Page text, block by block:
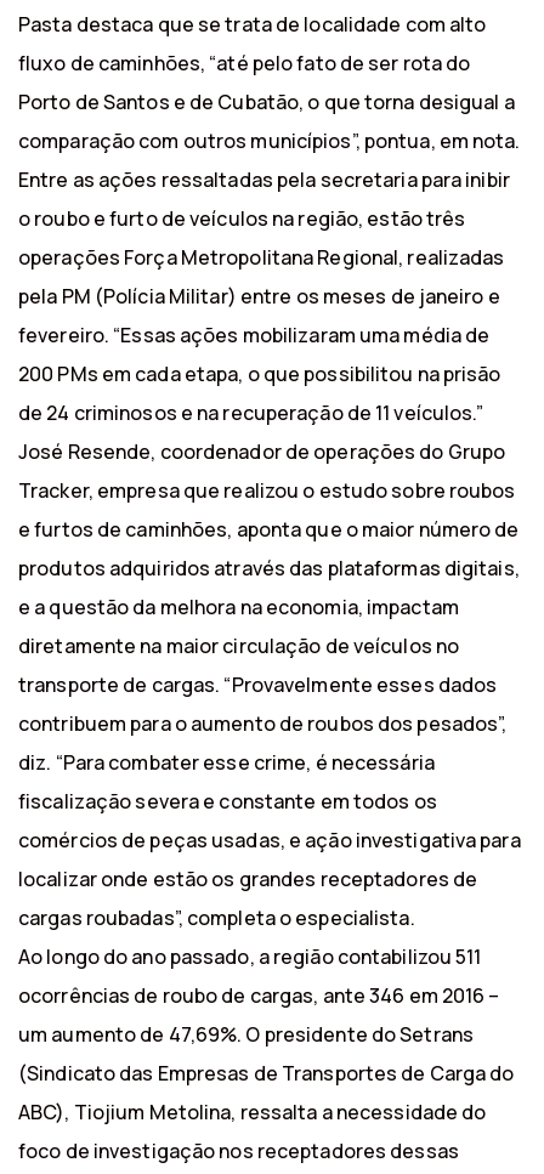
Pasta destaca que se trata de localidade com alto
fluxo de caminhões, “até pelo fato de ser rota do
Porto de Santos e de Cubatão, o que torna desigual a
comparação com outros municípios”, pontua, em nota.
Entre as ações ressaltadas pela secretaria para inibir
o roubo e furto de veículos na região, estão três
operações Força Metropolitana Regional, realizadas
pela PM (Polícia Militar) entre os meses de janeiro e
fevereiro. “Essas ações mobilizaram uma média de
200 PMs em cada etapa, o que possibilitou na prisão
de 24 criminosos e na recuperação de 11 veículos.”
José Resende, coordenador de operações do Grupo
Tracker, empresa que realizou o estudo sobre roubos
e furtos de caminhões, aponta que o maior número de
produtos adquiridos através das plataformas digitais,
e a questão da melhora na economia, impactam
diretamente na maior circulação de veículos no
transporte de cargas. “Provavelmente esses dados
contribuem para o aumento de roubos dos pesados”,
diz. “Para combater esse crime, é necessária
fiscalização severa e constante em todos os
comércios de peças usadas, e ação investigativa para
localizar onde estão os grandes receptadores de
cargas roubadas”, completa o especialista.
Ao longo do ano passado, a região contabilizou 511
ocorrências de roubo de cargas, ante 346 em 2016 –
um aumento de 47,69%. O presidente do Setrans
(Sindicato das Empresas de Transportes de Carga do
ABC), Tiojium Metolina, ressalta a necessidade do
foco de investigação nos receptadores dessas